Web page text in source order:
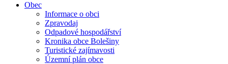
Obec
Informace o obci
Zpravodaj
Odpadové hospodářství
Kronika obce Bolešiny
Turistické zajímavosti
Územní plán obce